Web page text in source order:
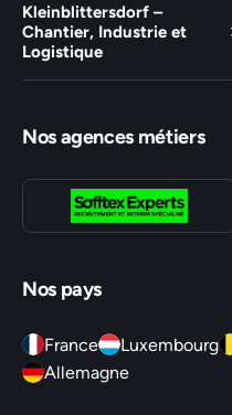
Kleinblittersdorf –
Chantier, Industrie et
Logistique
Nos agences métiers
Nos pays
France Luxembourg
Allemagne